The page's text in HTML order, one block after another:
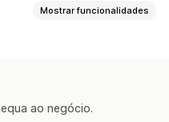
Mostrar funcionalidades
ao negócio.